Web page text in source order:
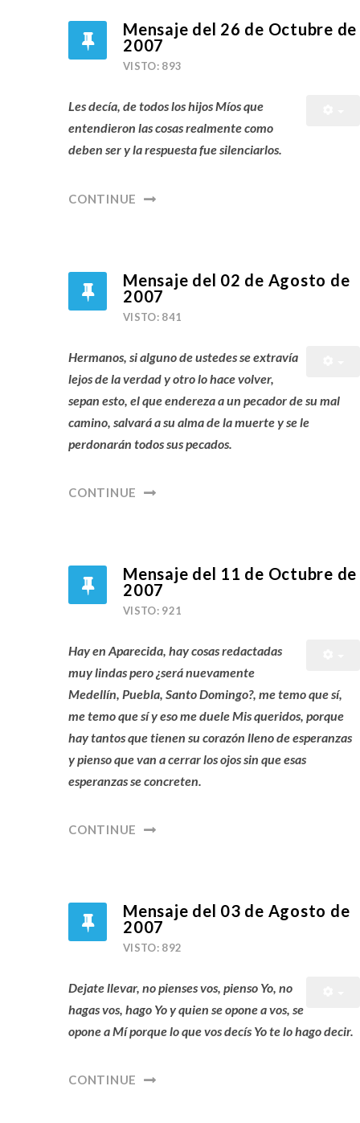
Mensaje del 26 de Octubre de
2007
VISTO: 893
Les decía, de todos los hijos Míos que
entendieron las cosas realmente como
deben ser y la respuesta fue silenciarlos.
CONTINUE
Mensaje del 02 de Agosto de
2007
VISTO: 841
Hermanos, si alguno de ustedes se extravía
lejos de la verdad y otro lo hace volver,
sepan esto, el que endereza a un pecador de su mal
camino, salvará a su alma de la muerte y se le
perdonarán todos sus pecados.
CONTINUE
Mensaje del 11 de Octubre de
2007
VISTO: 921
Hay en Aparecida, hay cosas redactadas
muy lindas pero ¿será nuevamente
Medellín, Puebla, Santo Domingo?, me temo que sí,
me temo que sí y eso me duele Mis queridos, porque
hay tantos que tienen su corazón lleno de esperanzas
y pienso que van a cerrar los ojos sin que esas
esperanzas se concreten.
CONTINUE
Mensaje del 03 de Agosto de
2007
VISTO: 892
Dejate llevar, no pienses vos, pienso Yo, no
hagas vos, hago Yo y quien se opone a vos, se
opone a Mí porque lo que vos decís Yo te lo hago decir.
CONTINUE